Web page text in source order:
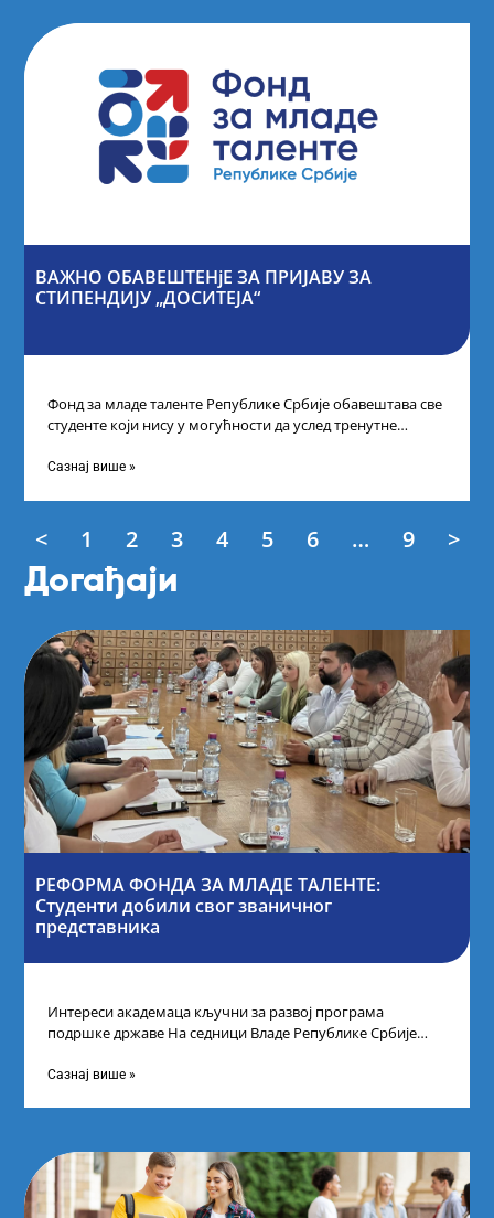
ВАЖНО ОБАВЕШТЕНјЕ ЗА ПРИЈАВУ ЗА
СТИПЕНДИЈУ „ДОСИТЕЈА“
Фонд за младе таленте Републике Србије обавештава све
студенте који нису у могућности да услед тренутне
Сазнај више »
< 1 2 3 4 5 6 … 9 >
Догађаји
РЕФОРМА ФОНДА ЗА МЛАДЕ ТАЛЕНТЕ:
Студенти добили свог званичног
представника
Интереси академаца кључни за развој програма
подршке државе На седници Владе Републике Србије
Сазнај више »